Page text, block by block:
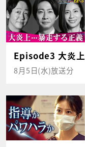
Episode3 大炎
8月5日(水)放送分